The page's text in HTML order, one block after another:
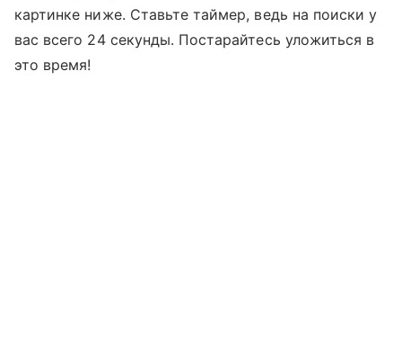
картинке ниже. Ставьте таймер, ведь на поиски у
вас всего 24 секунды. Постарайтесь уложиться в
это время!